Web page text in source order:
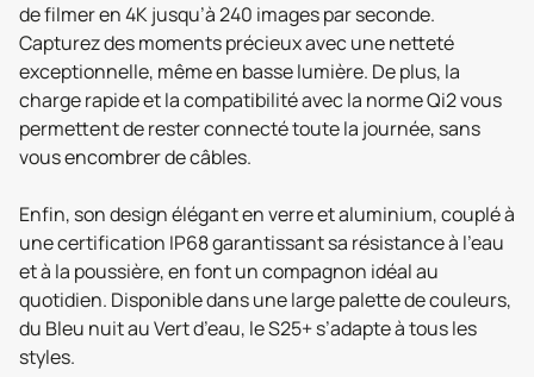
de filmer en 4K jusqu’à 240 images par seconde.
Capturez des moments précieux avec une netteté
exceptionnelle, même en basse lumière. De plus, la
charge rapide et la compatibilité avec la norme Qi2 vous
permettent de rester connecté toute la journée, sans
vous encombrer de câbles.
Enfin, son design élégant en verre et aluminium, couplé à
une certification IP68 garantissant sa résistance à l'eau
et à la poussière, en font un compagnon idéal au
quotidien. Disponible dans une large palette de couleurs,
du Bleu nuit au Vert d’eau, le S25+ s’adapte à tous les
styles.